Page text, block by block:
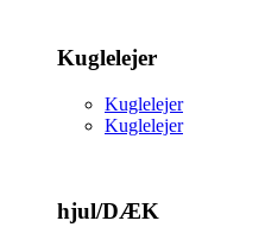
Kuglelejer
Kuglelejer
Kuglelejer
hjul/DÆK